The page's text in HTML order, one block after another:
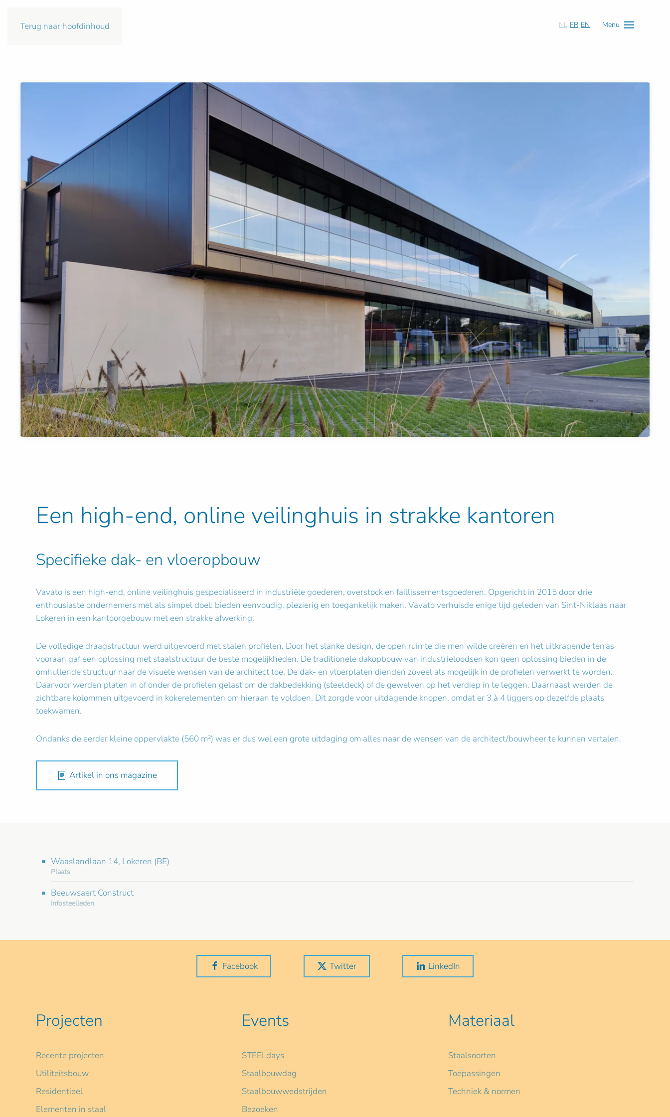
Terug naar hoofdinhoud NL FR EN Menu
Een high-end, online veilinghuis in strakke kantoren
Specifieke dak- en vloeropbouw
Vavato is een high-end, online veilinghuis gespecialiseerd in industriële goederen, overstock en faillissementsgoederen. Opgericht in 2015 door drie
enthousiaste ondernemers met als simpel doel: bieden eenvoudig, plezierig en toegankelijk maken. Vavato verhuisde enige tijd geleden van Sint-Niklaas naar
Lokeren in een kantoorgebouw met een strakke afwerking.
De volledige draagstructuur werd uitgevoerd met stalen profielen. Door het slanke design, de open ruimte die men wilde creëren en het uitkragende terras
vooraan gaf een oplossing met staalstructuur de beste mogelijkheden. De traditionele dakopbouw van industrieloodsen kon geen oplossing bieden in de
omhullende structuur naar de visuele wensen van de architect toe. De dak- en vloerplaten dienden zoveel als mogelijk in de profielen verwerkt te worden.
Daarvoor werden platen in of onder de profielen gelast om de dakbedekking (steeldeck) of de gewelven op het verdiep in te leggen. Daarnaast werden de
zichtbare kolommen uitgevoerd in kokerelementen om hieraan te voldoen. Dit zorgde voor uitdagende knopen, omdat er 3 à 4 liggers op dezelfde plaats
toekwamen.
Ondanks de eerder kleine oppervlakte (560 m²) was er dus wel een grote uitdaging om alles naar de wensen van de architect/bouwheer te kunnen vertalen.
Artikel in ons magazine
Waaslandlaan 14, Lokeren (BE)
Plaats
Beeuwsaert Construct
Infosteelleden
Facebook Twitter LinkedIn
Projecten
Recente projecten
Utiliteitsbouw
Residentieel
Elementen in staal
Events
STEELdays
Staalbouwdag
Staalbouwwedstrijden
Bezoeken
Materiaal
Staalsoorten
Toepassingen
Techniek & normen